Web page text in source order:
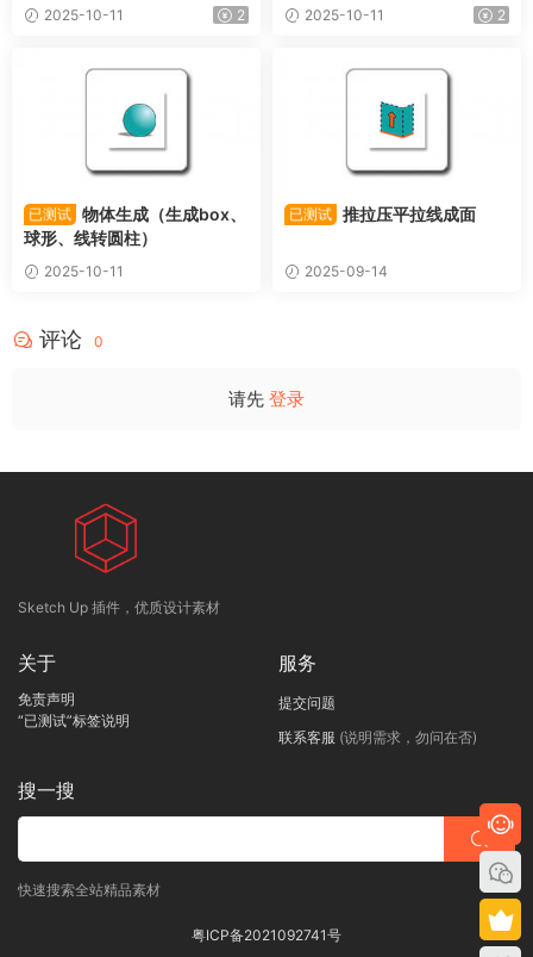
2025-10-11 2 2025-10-11 2
已测试 物体生成（生成box、
球形、线转圆柱）
2025-10-11
已测试 推拉压平拉线成面
2025-09-14
评论 0
请先 登录
Sketch Up 插件，优质设计素材
关于
免责声明
“已测试”标签说明
服务
提交问题
联系客服 (说明需求，勿问在否)
搜一搜
快速搜索全站精品素材
粤ICP备2021092741号